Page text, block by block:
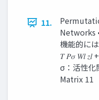
11.
Networks
機能的に
𝑇 𝑃𝜎 𝑊𝑙 𝑧𝑙
σ：活性
Matrix 11